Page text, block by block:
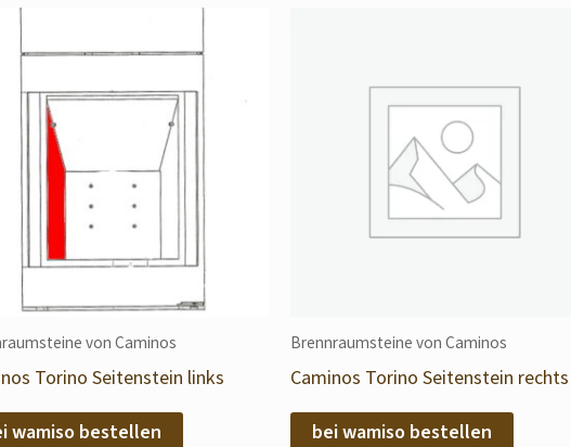
von Caminos
Torino Seitenstein links
wamiso bestellen
Brennraumsteine von Caminos
Caminos Torino Seitenstein rechts
bei wamiso bestellen